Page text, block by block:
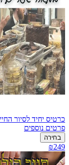
כרטיס יחיד לסיור
פרטים נוספים
בחירה
₪249